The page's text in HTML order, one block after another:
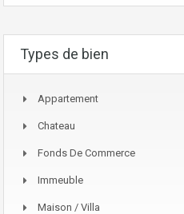
Types de bien
Appartement
Chateau
Fonds De Commerce
Immeuble
Maison / Villa